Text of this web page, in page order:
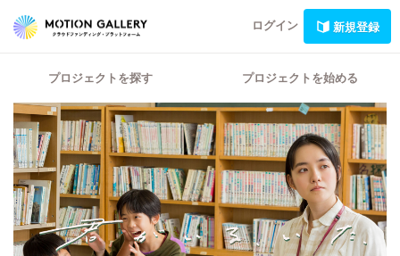
ログイン 新規登録
プロジェクトを探す プロジェクトを始める